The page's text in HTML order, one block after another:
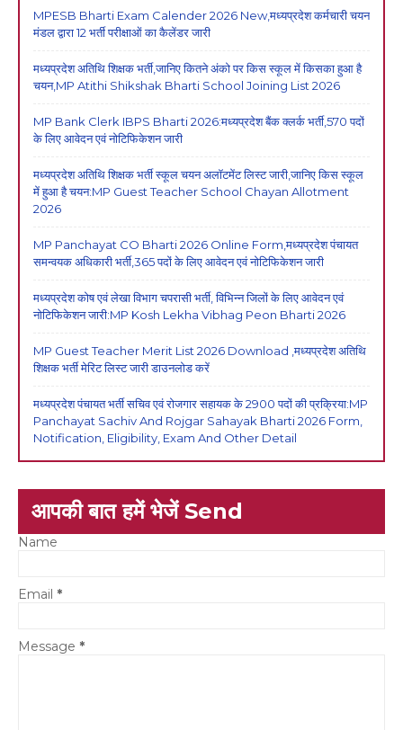
MPESB Bharti Exam Calender 2026 New,मध्यप्रदेश कर्मचारी चयन
मंडल द्वारा 12 भर्ती परीक्षाओं का कैलेंडर जारी
मध्यप्रदेश अतिथि शिक्षक भर्ती,जानिए कितने अंको पर किस स्कूल में किसका हुआ है
चयन,MP Atithi Shikshak Bharti School Joining List 2026
MP Bank Clerk IBPS Bharti 2026:मध्यप्रदेश बैंक क्लर्क भर्ती,570 पदों
के लिए आवेदन एवं नोटिफिकेशन जारी
मध्यप्रदेश अतिथि शिक्षक भर्ती स्कूल चयन अलॉटमेंट लिस्ट जारी,जानिए किस स्कूल
में हुआ है चयन:MP Guest Teacher School Chayan Allotment
2026
MP Panchayat CO Bharti 2026 Online Form,मध्यप्रदेश पंचायत
समन्वयक अधिकारी भर्ती,365 पदों के लिए आवेदन एवं नोटिफिकेशन जारी
मध्यप्रदेश कोष एवं लेखा विभाग चपरासी भर्ती, विभिन्न जिलों के लिए आवेदन एवं
नोटिफिकेशन जारी:MP Kosh Lekha Vibhag Peon Bharti 2026
MP Guest Teacher Merit List 2026 Download ,मध्यप्रदेश अतिथि
शिक्षक भर्ती मेरिट लिस्ट जारी डाउनलोड करें
मध्यप्रदेश पंचायत भर्ती सचिव एवं रोजगार सहायक के 2900 पदों की प्रक्रिया:MP
Panchayat Sachiv And Rojgar Sahayak Bharti 2026 Form,
Notification, Eligibility, Exam And Other Detail
आपकी बात हमें भेजें Send
Name
Email *
Message *